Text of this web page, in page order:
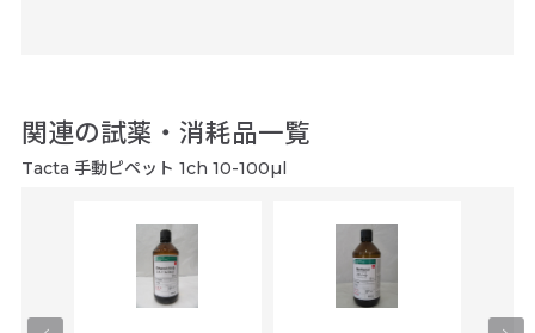
関連の試薬・消耗品一覧
Tacta 手動ピペット 1ch 10-100µl